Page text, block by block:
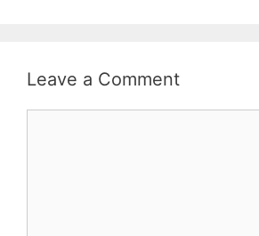
Leave a Comment